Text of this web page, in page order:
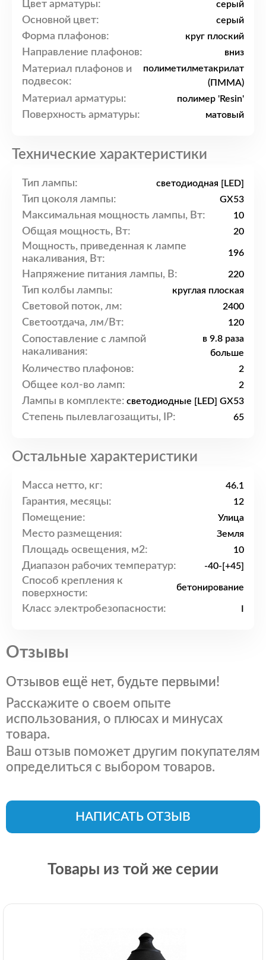
Цвет арматуры: серый
Основной цвет: серый
Форма плафонов: круг плоский
Направление плафонов: вниз
Материал плафонов и
подвесок:
полиметилметакрилат
(ПММА)
Материал арматуры: полимер 'Resin'
Поверхность арматуры: матовый
Технические характеристики
Тип лампы: светодиодная [LED]
Тип цоколя лампы: GX53
Максимальная мощность лампы, Вт: 10
Общая мощность, Вт: 20
Мощность, приведенная к лампе
накаливания, Вт:
196
Напряжение питания лампы, В: 220
Тип колбы лампы: круглая плоская
Световой поток, лм: 2400
Светоотдача, лм/Вт: 120
Сопоставление с лампой
накаливания:
в 9.8 раза
больше
Количество плафонов: 2
Общее кол-во ламп: 2
Лампы в комплекте: светодиодные [LED] GX53
Степень пылевлагозащиты, IP: 65
Остальные характеристики
Масса нетто, кг: 46.1
Гарантия, месяцы: 12
Помещение: Улица
Место размещения: Земля
Площадь освещения, м2: 10
Диапазон рабочих температур: -40-[+45]
Способ крепления к
поверхности:
бетонирование
Класс электробезопасности:
Отзывы
Отзывов ещё нет, будьте первыми!
Расскажите о своем опыте
использования, о плюсах и минусах
товара.
Ваш отзыв поможет другим покупателям
определиться с выбором товаров.
НАПИСАТЬ ОТЗЫВ
Товары из той же серии